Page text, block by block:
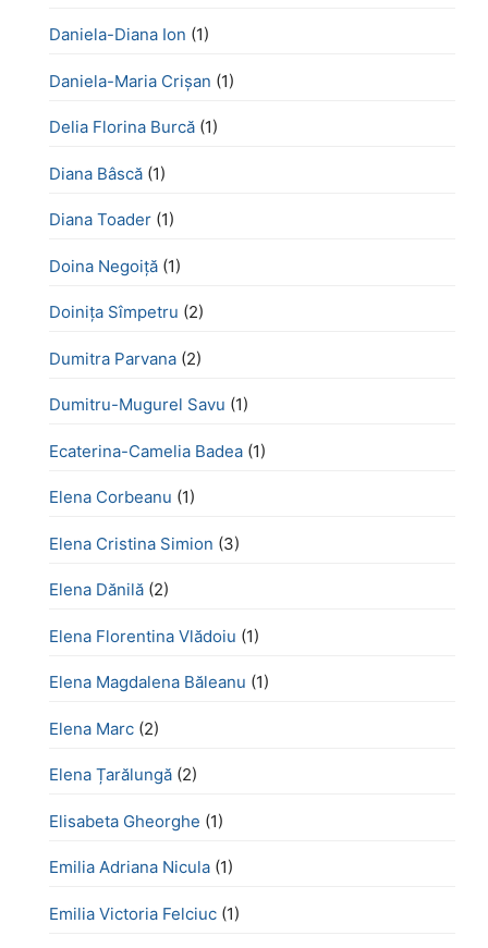
Daniela-Diana Ion (1)
Daniela-Maria Crișan (1)
Delia Florina Burcă (1)
Diana Bâscă (1)
Diana Toader (1)
Doina Negoiță (1)
Doinița Sîmpetru (2)
Dumitra Parvana (2)
Dumitru-Mugurel Savu (1)
Ecaterina-Camelia Badea (1)
Elena Corbeanu (1)
Elena Cristina Simion (3)
Elena Dănilă (2)
Elena Florentina Vlădoiu (1)
Elena Magdalena Băleanu (1)
Elena Marc (2)
Elena Țarălungă (2)
Elisabeta Gheorghe (1)
Emilia Adriana Nicula (1)
Emilia Victoria Felciuc (1)